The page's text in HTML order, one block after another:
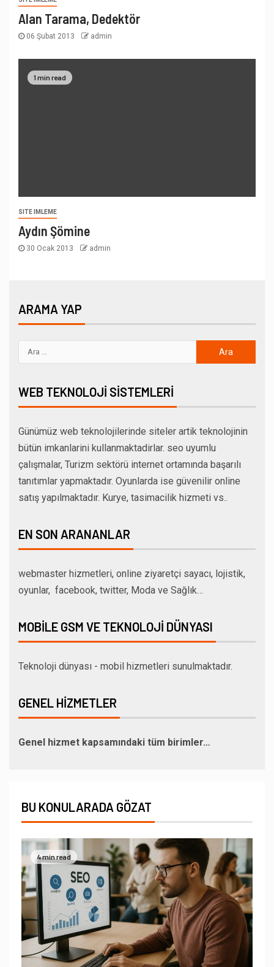
Alan Tarama, Dedektör
06 Şubat 2013 admin
1 min read
SITE IMLEME
Aydın Şömine
30 Ocak 2013 admin
ARAMA YAP
WEB TEKNOLOJI SISTEMLERI
Günümüz web teknolojilerinde siteler artik teknolojinin
bütün imkanlarini kullanmaktadirlar. seo uyumlu
çalışmalar, Turizm sektörü internet ortamında başarılı
tanıtımlar yapmaktadır. Oyunlarda ise güvenilir online
satış yapılmaktadır. Kurye, tasimacilik hizmeti vs..
EN SON ARANANLAR
webmaster hizmetleri, online ziyaretçi sayacı, lojistik,
oyunlar, facebook, twitter, Moda ve Sağlık…
MOBILE GSM VE TEKNOLOJI DÜNYASI
Teknoloji dünyası - mobil hizmetleri sunulmaktadır.
GENEL HIZMETLER
Genel hizmet kapsamındaki tüm birimler…
BU KONULARADA GÖZAT
4 min read